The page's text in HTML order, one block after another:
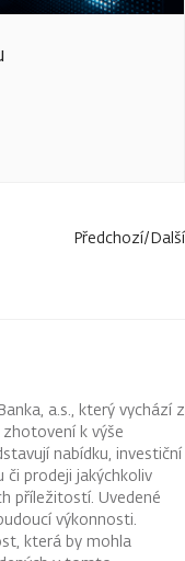
Předchozí/Další
a.s., který vychází z
k výše
nabídku, investiční
či prodeji jakýchkoliv
příležitostí. Uvedené
výkonnosti.
která by mohla